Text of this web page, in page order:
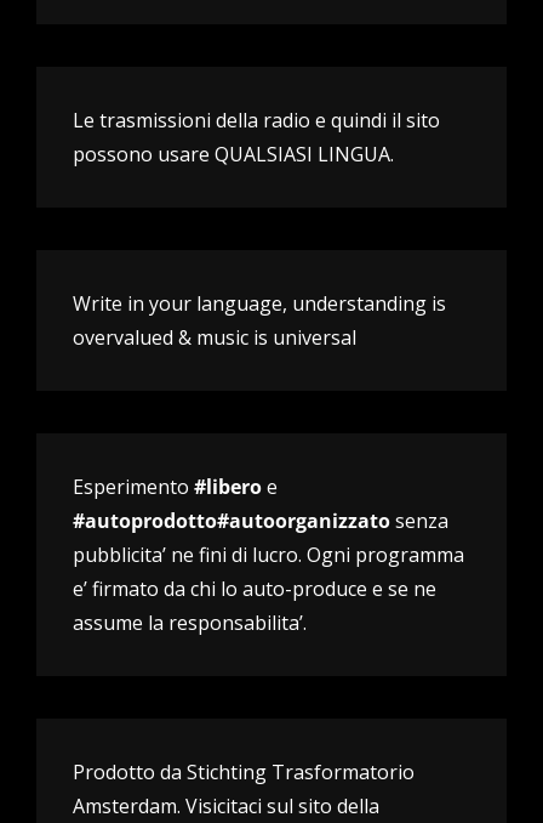
Le trasmissioni della radio e quindi il sito
possono usare QUALSIASI LINGUA.
Write in your language, understanding is
overvalued & music is universal
Esperimento #liberoe
#autoprodotto#autoorganizzatosenza
pubblicita’ ne fini di lucro. Ogni programma
e’ firmato da chi lo auto-produce e se ne
assume la responsabilita’.
Prodotto da Stichting Trasformatorio
Amsterdam. Visicitaci sul sito della